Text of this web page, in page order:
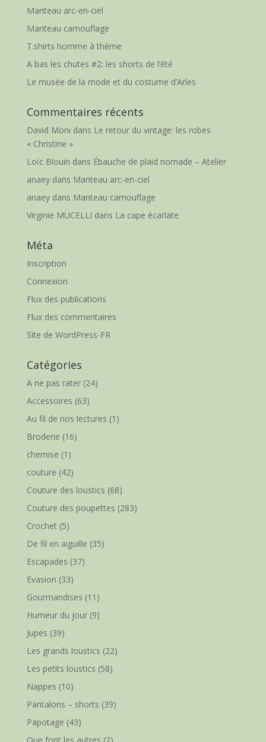
Manteau arc-en-ciel
Manteau camouflage
T.shirts homme à thème
A bas les chutes #2: les shorts de l’été
Le musée de la mode et du costume d’Arles
Commentaires récents
David Moni dans Le retour du vintage: les robes
« Christine »
Loïc Blouin dans Ébauche de plaid nomade – Atelier
anaeydans Manteau arc-en-ciel
anaeydans Manteau camouflage
Virginie MUCELLI dans La cape écarlate
Méta
Inscription
Connexion
Flux des publications
Flux des commentaires
Site de WordPress-FR
Catégories
A ne pas rater(24)
Accessoires (63)
Au fil de nos lectures (1)
Broderie (16)
chemise (1)
couture (42)
Couture des loustics (68)
Couture des poupettes (283)
Crochet(5)
De fil en aiguille (35)
Escapades (37)
Evasion (33)
Gourmandises (11)
Humeur du jour(9)
Jupes (39)
Les grands loustics (22)
Les petits loustics (58)
Nappes (10)
Pantalons – shorts (39)
Papotage (43)